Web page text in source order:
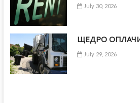
July 30, 2026
ЩЕДРО
July 29, 2026